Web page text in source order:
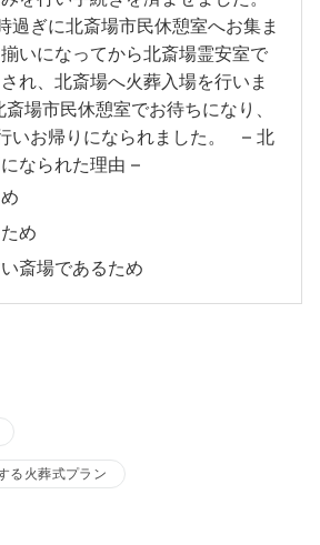
過ぎに北斎場市民休憩室へお集ま
いになってから北斎場霊安室で
れ、北斎場へ火葬入場を行いま
場市民休憩室でお待ちになり、
いお帰りになられました。 – 北
なられた理由 –
め
斎場であるため
る火葬式プラン